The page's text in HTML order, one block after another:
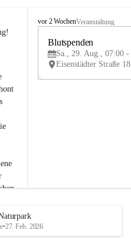
B
e
u
e
d
vor 2 WochenVeranstaltung
Blutspenden
Sa., 29. Aug., 07:00 -
•27. Feb. 2026